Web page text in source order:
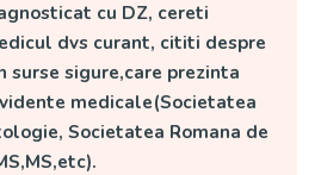
cu DZ, cereti
dvs curant, cititi despre
surse sigure,care prezinta
medicale(Societatea
Societatea Romana de